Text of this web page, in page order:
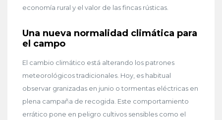
economía rural y el valor de las fincas rústicas.
Una nueva normalidad climática para
el campo
El cambio climático está alterando los patrones
meteorológicos tradicionales. Hoy, es habitual
observar granizadas en junio o tormentas eléctricas en
plena campaña de recogida. Este comportamiento
errático pone en peligro cultivos sensibles como el